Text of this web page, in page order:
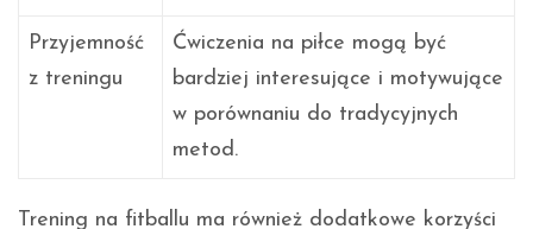
Przyjemność
z treningu
Ćwiczenia na piłce mogą być
bardziej interesujące i motywujące
w porównaniu do tradycyjnych
metod.
Trening na fitballu ma również dodatkowe korzyści